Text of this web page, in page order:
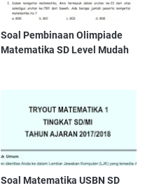
Soal Pembinaan Olimpiade
Matematika SD Level Mudah
Soal Matematika USBN SD